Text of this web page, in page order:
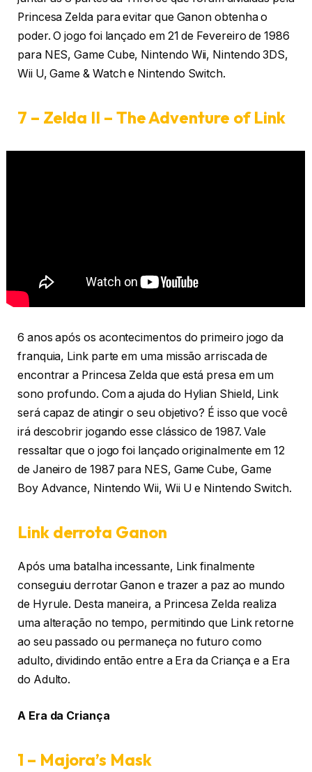
Princesa Zelda para evitar que Ganon obtenha o
poder. O jogo foi lançado em 21 de Fevereiro de 1986
para NES, Game Cube, Nintendo Wii, Nintendo 3DS,
Wii U, Game & Watch e Nintendo Switch.
7 – Zelda II – The Adventure of Link
6 anos após os acontecimentos do primeiro jogo da
franquia, Link parte em uma missão arriscada de
encontrar a Princesa Zelda que está presa em um
sono profundo. Com a ajuda do Hylian Shield, Link
será capaz de atingir o seu objetivo? É isso que você
irá descobrir jogando esse clássico de 1987. Vale
ressaltar que o jogo foi lançado originalmente em 12
de Janeiro de 1987 para NES, Game Cube, Game
Boy Advance, Nintendo Wii, Wii U e Nintendo Switch.
Link derrota Ganon
Após uma batalha incessante, Link finalmente
conseguiu derrotar Ganon e trazer a paz ao mundo
de Hyrule. Desta maneira, a Princesa Zelda realiza
uma alteração no tempo, permitindo que Link retorne
ao seu passado ou permaneça no futuro como
adulto, dividindo então entre a Era da Criança e a Era
do Adulto.
A Era da Criança
1 – Majora’s Mask